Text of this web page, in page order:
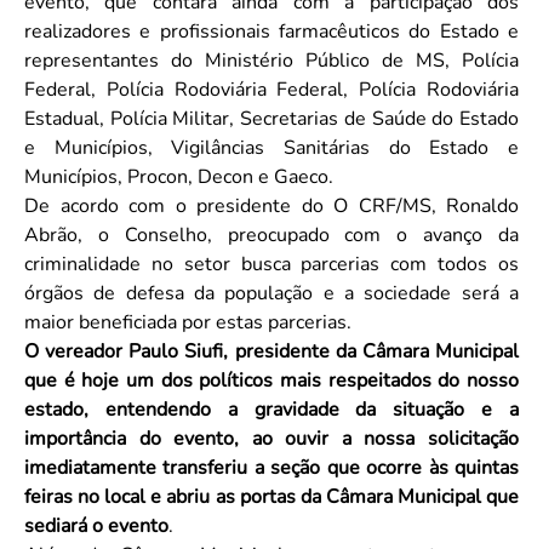
realizadores e profissionais farmacêuticos do Estado e
representantes do Ministério Público de MS, Polícia
Federal, Polícia Rodoviária Federal, Polícia Rodoviária
Estadual, Polícia Militar, Secretarias de Saúde do Estado
e Municípios, Vigilâncias Sanitárias do Estado e
Municípios, Procon, Decon e Gaeco.
De acordo com o presidente do O CRF/MS, Ronaldo
Abrão, o Conselho, preocupado com o avanço da
criminalidade no setor busca parcerias com todos os
órgãos de defesa da população e a sociedade será a
maior beneficiada por estas parcerias.
O vereador Paulo Siufi, presidente da Câmara Municipal
que é hoje um dos políticos mais respeitados do nosso
estado, entendendo a gravidade da situação e a
importância do evento, ao ouvir a nossa solicitação
imediatamente transferiu a seção que ocorre às quintas
feiras no local e abriu as portas da Câmara Municipal que
sediará o evento.